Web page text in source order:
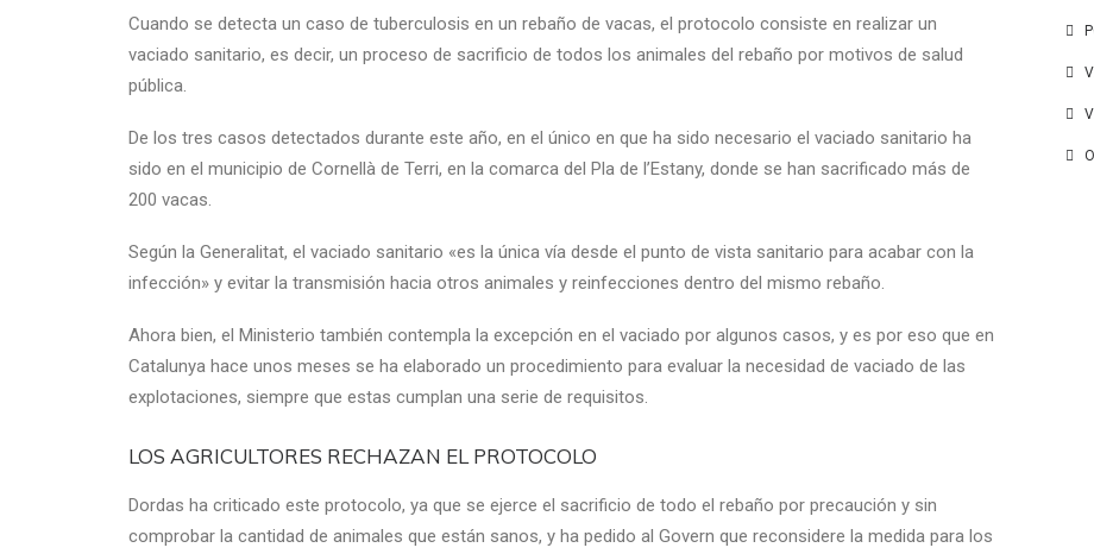
Cuando se detecta un caso de tuberculosis en un rebaño de vacas, el protocolo consiste en realizar un
vaciado sanitario, es decir, un proceso de sacrificio de todos los animales del rebaño por motivos de salud
pública.
De los tres casos detectados durante este año, en el único en que ha sido necesario el vaciado sanitario ha
sido en el municipio de Cornellà de Terri, en la comarca del Pla de l’Estany, donde se han sacrificado más de
200 vacas.
Según la Generalitat, el vaciado sanitario «es la única vía desde el punto de vista sanitario para acabar con la
infección» y evitar la transmisión hacia otros animales y reinfecciones dentro del mismo rebaño.
Ahora bien, el Ministerio también contempla la excepción en el vaciado por algunos casos, y es por eso que en
Catalunya hace unos meses se ha elaborado un procedimiento para evaluar la necesidad de vaciado de las
explotaciones, siempre que estas cumplan una serie de requisitos.
LOS AGRICULTORES RECHAZAN EL PROTOCOLO
Dordas ha criticado este protocolo, ya que se ejerce el sacrificio de todo el rebaño por precaución y sin
comprobar la cantidad de animales que están sanos, y ha pedido al Govern que reconsidere la medida para los